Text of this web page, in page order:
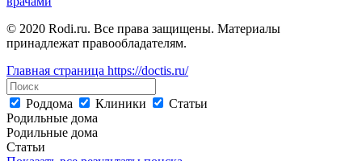
© 2020 Rodi.ru. Все права защищены. Материалы
принадлежат правообладателям.
Главная страница https://doctis.ru/
Роддома Клиники
Статьи
Родильные дома
Родильные дома
Статьи